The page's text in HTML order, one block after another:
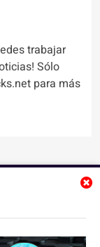
trabajar
Sólo
para más
noticias